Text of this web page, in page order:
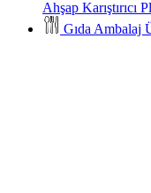
Ahşap Karıştırıcı
Gıda Ambalaj